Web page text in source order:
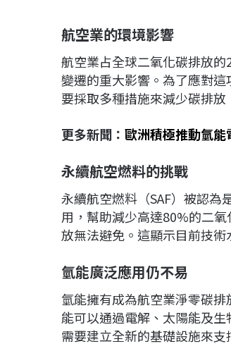
航空業的環境影響
航空業占全球二氧化碳排放
變遷的重大影響。為了應對
要採取多種措施來減少碳排
更多新聞： 歐洲積極推動氫
永續航空燃料的挑戰
永續航空燃料（SAF）被認
用，幫助減少高達80%的二
放無法避免。這顯示目前技
氫能廣泛應用仍不易
氫能擁有成為航空業淨零碳
能可以通過電解、太陽能及
需要建立全新的基礎設施來